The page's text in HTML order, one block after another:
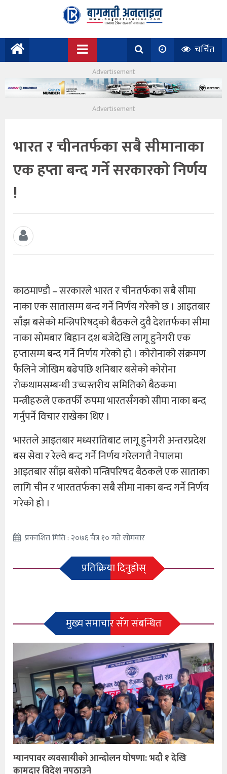
चर्चित
भारत र चीनतर्फका सबै सीमानाका
एक हप्ता बन्द गर्ने सरकारकाे निर्णय
!
काठमाण्डाै – सरकारले भारत र चीनतर्फका सबै सीमा
नाका एक सातासम्म बन्द गर्ने निर्णय गरेको छ । आइतबार
साँझ बसेको मन्त्रिपरिषद्को बैठकले दुवै देशतर्फका सीमा
नाका साेमबार बिहान दश बजेदेखि लागू हुनेगरी एक
हप्तासम्म बन्द गर्ने निर्णय गरेको हो । कोरोनाको संक्रमण
फैलिने जोखिम बढेपछि शनिबार बसेको कोरोना
रोकथामसम्बन्धी उच्चस्तरीय समितिको बैठकमा
मन्त्रीहरुले एकतर्फी रुपमा भारतसँगकाे सीमा नाका बन्द
गर्नुपर्ने विचार राखेका थिए ।
भारतले आइतबार मध्यरातिबाट लागू हुनेगरी अन्तरप्रदेश
बस सेवा र रेल्वे बन्द गर्ने निर्णय गरेलगत्तै नेपालमा
आइतबार साँझ बसेकाे मन्त्रिपरिषद बैठकले एक साताका
लागि चीन र भारततर्फका सबै सीमा नाका बन्द गर्ने निर्णय
गरेको हो ।
प्रकाशित मिति : २०७६ चैत्र १० गते सोमवार
प्रतिक्रिया दिनुहोस्
मुख्य समाचार सँग संबन्धित
म्यानपावर व्यवसायीको आन्दोलन घोषणा: भदौ १ देखि
कामदार विदेश नपठाउने